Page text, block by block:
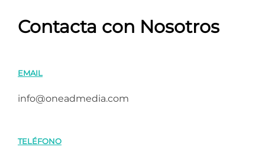
Contacta con Nosotros
EMAIL
info@oneadmedia.com
TELÉFONO